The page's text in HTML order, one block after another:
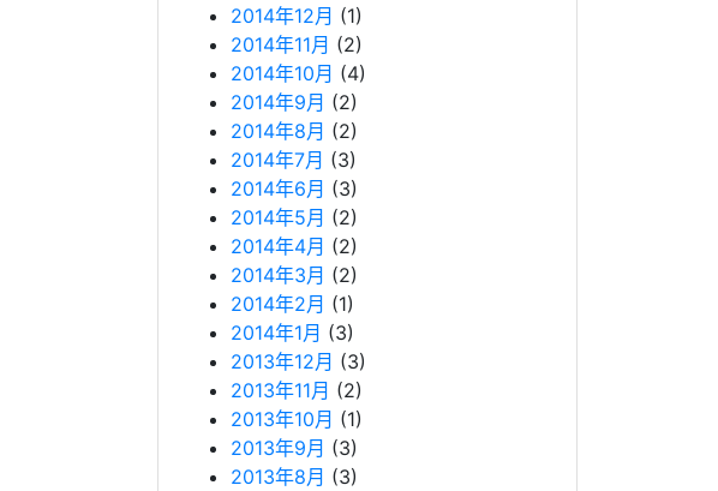
2014年12月 (1)
2014年11月 (2)
2014年10月 (4)
2014年9月 (2)
2014年8月 (2)
2014年7月 (3)
2014年6月 (3)
2014年5月 (2)
2014年4月 (2)
2014年3月 (2)
2014年2月 (1)
2014年1月 (3)
2013年12月 (3)
2013年11月 (2)
2013年10月 (1)
2013年9月 (3)
2013年8月 (3)